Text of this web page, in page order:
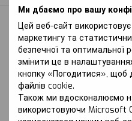
Ми дбаємо про вашу
Цей веб-сайт
маркетингу та
безпечної та оптимальної
змінити це в
кнопку «Погодитися», щоб
файлів cookie.
Також ми вдосконалюємо
використовуючи Microsoft
Артикул: Crown (2022 р.-) XVI